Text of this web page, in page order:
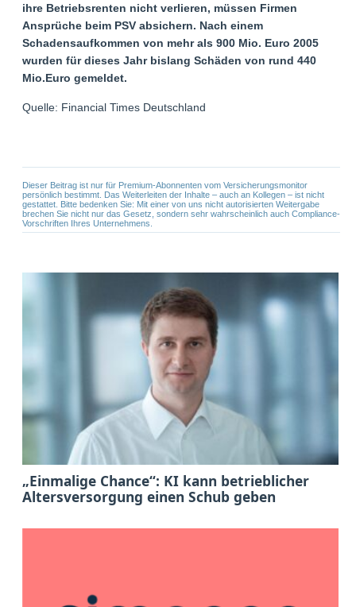
ihre Betriebsrenten nicht verlieren, müssen Firmen
Ansprüche beim PSV absichern. Nach einem
Schadensaufkommen von mehr als 900 Mio. Euro 2005
wurden für dieses Jahr bislang Schäden von rund 440
Mio.Euro gemeldet.
Quelle: Financial Times Deutschland
Dieser Beitrag ist nur für Premium-Abonnenten vom Versicherungsmonitor
persönlich bestimmt. Das Weiterleiten der Inhalte – auch an Kollegen – ist nicht
gestattet. Bitte bedenken Sie: Mit einer von uns nicht autorisierten Weitergabe
brechen Sie nicht nur das Gesetz, sondern sehr wahrscheinlich auch Compliance-
Vorschriften Ihres Unternehmens.
„Einmalige Chance“: KI kann betrieblicher
Altersversorgung einen Schub geben